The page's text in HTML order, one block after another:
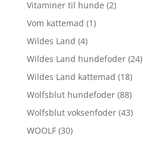
Vitaminer til hunde (2)
Vom kattemad (1)
Wildes Land (4)
Wildes Land hundefoder (24)
Wildes Land kattemad (18)
Wolfsblut hundefoder (88)
Wolfsblut voksenfoder (43)
WOOLF (30)